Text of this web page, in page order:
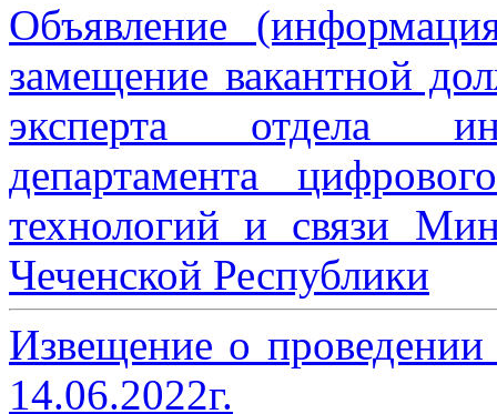
Объявление
замещение вакантной
эксперта отдела
департамента
технологий и связи
Чеченской Республики
Извещение о
14.06.2022г.